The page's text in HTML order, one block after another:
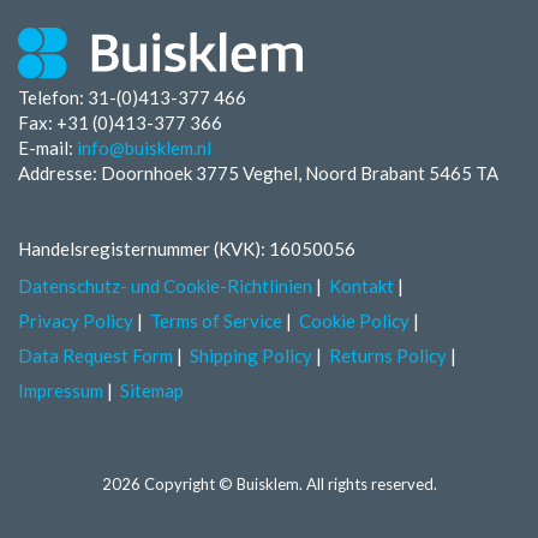
Telefon: 31-(0)413-377 466
Fax: +31 (0)413-377 366
E-mail: info@buisklem.nl
Addresse: Doornhoek 3775 Veghel, Noord Brabant 5465 TA
Handelsregisternummer (KVK): 16050056
Datenschutz- und Cookie-Richtlinien
Kontakt
Privacy Policy
Terms of Service
Cookie Policy
Data Request Form
Shipping Policy
Returns Policy
Impressum
Sitemap
2026 Copyright © Buisklem. All rights reserved.